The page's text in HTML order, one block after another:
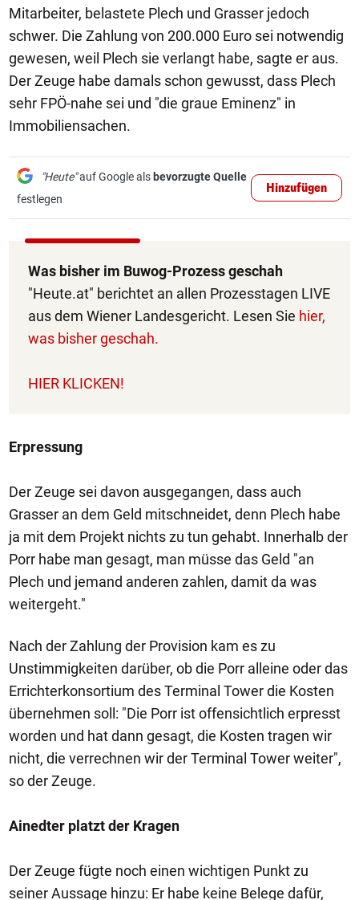
Mitarbeiter, belastete Plech und Grasser jedoch
schwer. Die Zahlung von 200.000 Euro sei notwendig
gewesen, weil Plech sie verlangt habe, sagte er aus.
Der Zeuge habe damals schon gewusst, dass Plech
sehr FPÖ-nahe sei und "die graue Eminenz" in
Immobiliensachen.
"Heute"auf Google als bevorzugte Quelle
festlegen
Hinzufügen
Was bisher im Buwog-Prozess geschah
"Heute.at" berichtet an allen Prozesstagen LIVE
aus dem Wiener Landesgericht. Lesen Sie hier,
was bisher geschah.
HIER KLICKEN!
Erpressung
Der Zeuge sei davon ausgegangen, dass auch
Grasser an dem Geld mitschneidet, denn Plech habe
ja mit dem Projekt nichts zu tun gehabt. Innerhalb der
Porr habe man gesagt, man müsse das Geld "an
Plech und jemand anderen zahlen, damit da was
weitergeht."
Nach der Zahlung der Provision kam es zu
Unstimmigkeiten darüber, ob die Porr alleine oder das
Errichterkonsortium des Terminal Tower die Kosten
übernehmen soll: "Die Porr ist offensichtlich erpresst
worden und hat dann gesagt, die Kosten tragen wir
nicht, die verrechnen wir der Terminal Tower weiter",
so der Zeuge.
Ainedter platzt der Kragen
Der Zeuge fügte noch einen wichtigen Punkt zu
seiner Aussage hinzu: Er habe keine Belege dafür,